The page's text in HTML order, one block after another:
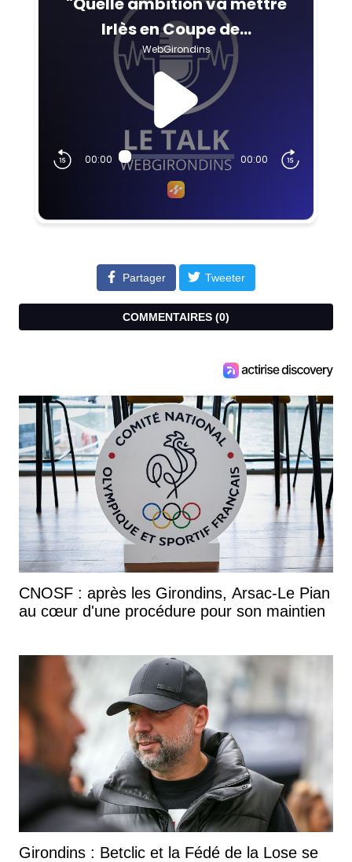
Partager Tweeter
COMMENTAIRES (0)
CNOSF : après les Girondins, Arsac-Le Pian
au cœur d'une procédure pour son maintien
Girondins : Betclic et la Fédé de la Lose se